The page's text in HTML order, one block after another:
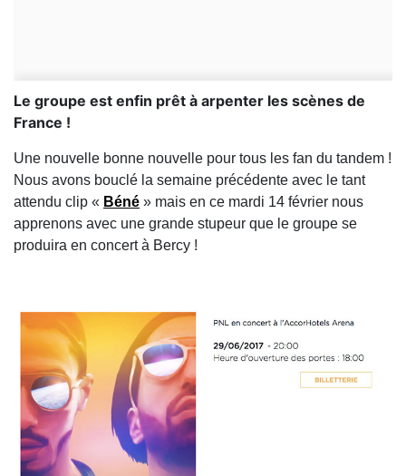
Le groupe est enfin prêt à arpenter les scènes de
France !
Une nouvelle bonne nouvelle pour tous les fan du tandem !
Nous avons bouclé la semaine précédente avec le tant
attendu clip « Béné » mais en ce mardi 14 février nous
apprenons avec une grande stupeur que le groupe se
produira en concert à Bercy !